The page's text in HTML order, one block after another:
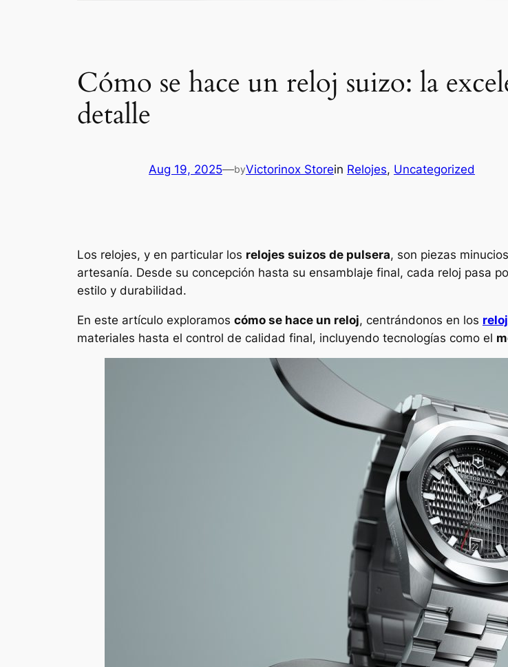
Cómo se hace un reloj suizo: la
detalle
Aug 19, 2025—byVictorinox Storein Relojes, Uncategorized
Los relojes, y en particular los relojes suizos de pulsera, son piezas
artesanía. Desde su concepción hasta su ensamblaje final, cada reloj pasa
estilo y durabilidad.
En este artículo exploramos cómo se hace un reloj, centrándonos en los
materiales hasta el control de calidad final, incluyendo tecnologías como el